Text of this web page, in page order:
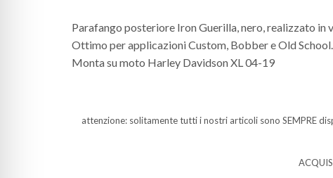
Parafango posteriore Iron Guerilla, nero, realizzato
Ottimo per applicazioni Custom, Bobber e Old School.
Monta su moto Harley Davidson XL 04-19
attenzione: solitamente tutti i nostri articoli sono SEMPRE